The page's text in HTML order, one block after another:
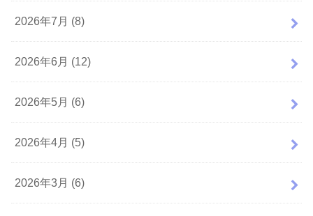
2026年7月 (8)
2026年6月 (12)
2026年5月 (6)
2026年4月 (5)
2026年3月 (6)